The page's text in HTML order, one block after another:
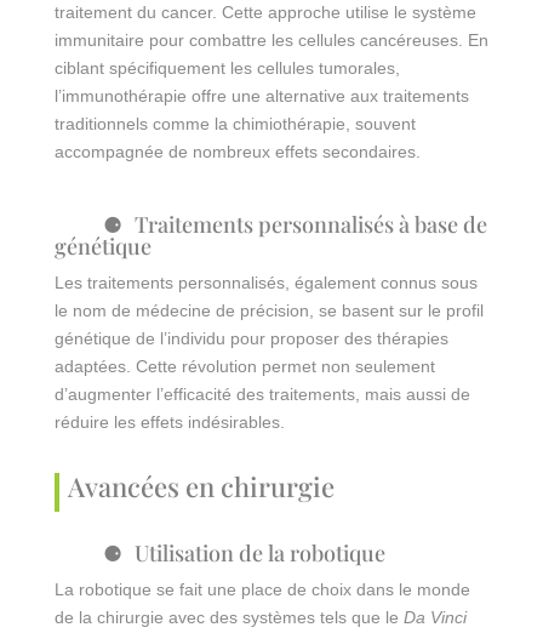
traitement du cancer. Cette approche utilise le système
immunitaire pour combattre les cellules cancéreuses. En
ciblant spécifiquement les cellules tumorales,
l’immunothérapie offre une alternative aux traitements
traditionnels comme la chimiothérapie, souvent
accompagnée de nombreux effets secondaires.
Traitements personnalisés à base de
génétique
Les traitements personnalisés, également connus sous
le nom de médecine de précision, se basent sur le profil
génétique de l’individu pour proposer des thérapies
adaptées. Cette révolution permet non seulement
d’augmenter l’efficacité des traitements, mais aussi de
réduire les effets indésirables.
Avancées en chirurgie
Utilisation de la robotique
La robotique se fait une place de choix dans le monde
de la chirurgie avec des systèmes tels que le Da Vinci